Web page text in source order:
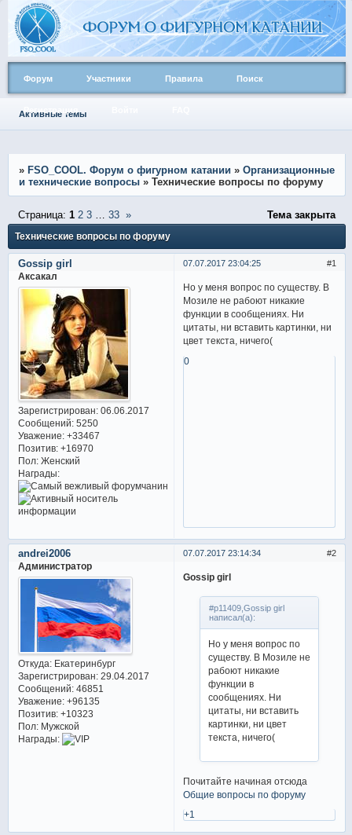
Форум Участники Правила Поиск
Активные темы
» FSO_COOL. Форум о фигурном катании » Организационные
и технические вопросы » Технические вопросы по форуму
Технические вопросы по форуму
Страница: 1 2 3 33 » Тема закрыта
1
07.07.2017 23:04:25
Gossip girl
Аксакал
Зарегистрирован: 06.06.2017
Сообщений:5250
Уважение: +33467
Позитив: +16970
Пол:Женский
Награды:
Но у меня вопрос по существу. В
Мозиле не рабоют никакие
функции в сообщениях. Ни
цитаты, ни вставить картинки, ни
цвет текста, ничего(
0
2
07.07.2017 23:14:34
andrei2006
Администратор
Откуда:Екатеринбург
Зарегистрирован: 29.04.2017
Сообщений:46851
Уважение: +96135
Позитив: +10323
Пол:Мужской
Награды:
Gossip girl
#p11409,Gossip girl
написал(а):
Но у меня вопрос по
существу. В Мозиле не
рабоют никакие
функции в
сообщениях. Ни
цитаты, ни вставить
картинки, ни цвет
текста, ничего(
Почитайте начиная отсюда
Общие вопросы по форуму
+1